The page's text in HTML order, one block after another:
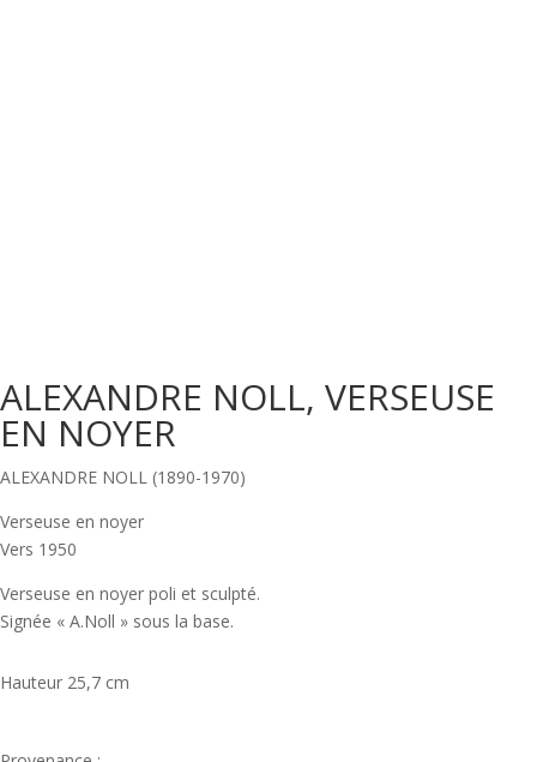
ALEXANDRE NOLL, VERSEUSE
EN NOYER
ALEXANDRE NOLL (1890-1970)
Verseuse en noyer
Vers 1950
Verseuse en noyer poli et sculpté.
Signée « A.Noll » sous la base.
Hauteur 25,7 cm